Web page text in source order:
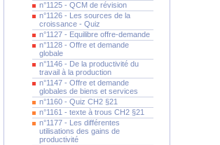
n°1125 - QCM de révision
n°1126 - Les sources de la
croissance - Quiz
n°1127 - Equilibre offre-demande
n°1128 - Offre et demande
globale
n°1146 - De la productivité du
travail à la production
n°1147 - Offre et demande
globales de biens et services
n°1160 - Quiz CH2 §21
n°1161 - texte à trous CH2 §21
n°1177 - Les différentes
utilisations des gains de
productivité